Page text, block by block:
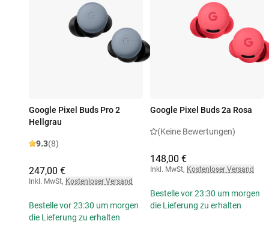
Google Pixel Buds Pro 2
Hellgrau
9.3(8)
247,00 €
Inkl. MwSt, Kostenloser Versand
Bestelle vor 23:30 um morgen
die Lieferung zu erhalten
Google Pixel Buds 2a Rosa
(Keine Bewertungen)
148,00 €
Inkl. MwSt, Kostenloser Versand
Bestelle vor 23:30 um morgen
die Lieferung zu erhalten